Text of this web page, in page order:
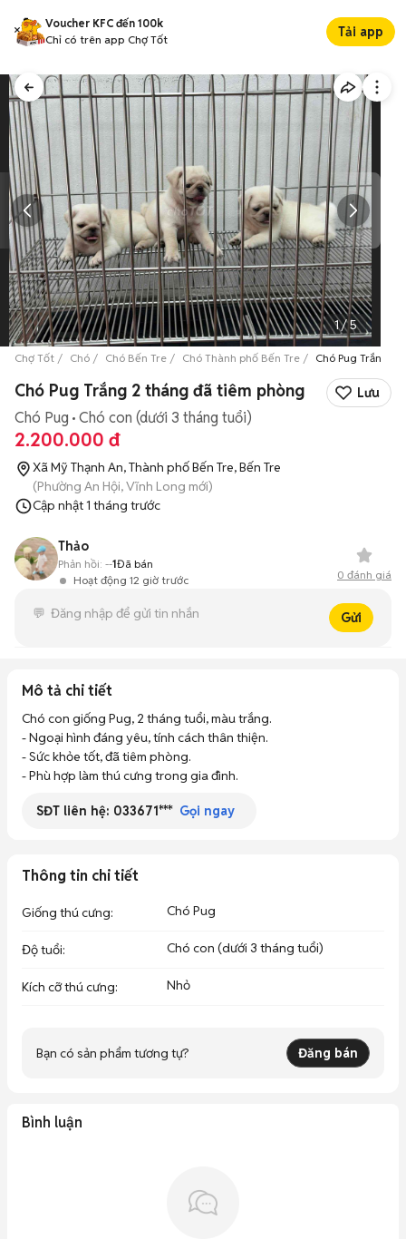
Voucher KFC đến 100k
Chỉ có trên app Chợ Tốt
Tải app
1/5
Chợ Tốt Chó Chó Bến Tre Chó Thành phố Bến Tre Chó Pug Trắng
Chó Pug Trắng 2 tháng đã tiêm phòng Lưu
Chó Pug Chó con (dưới 3 tháng tuổi)
2.200.000 đ
Xã Mỹ Thạnh An, Thành phố Bến Tre, Bến Tre
(Phường An Hội, Vĩnh Long mới)
Cập nhật1 tháng trước
Thảo
Hoạt động 12 giờ trước
Phản hồi: --1Đã bán
0 đánh giá
Gửi
Mô tả chi tiết
Chó con giống Pug, 2 tháng tuổi, màu trắng.
- Ngoại hình đáng yêu, tính cách thân thiện.
- Sức khỏe tốt, đã tiêm phòng.
- Phù hợp làm thú cưng trong gia đình.
SĐT liên hệ: 033671*** Gọi ngay
Thông tin chi tiết
Giống thú cưng: Chó Pug
Độ tuổi: Chó con (dưới 3 tháng tuổi)
Kích cỡ thú cưng: Nhỏ
Bạn có sản phẩm tương tự? Đăng bán
Bình luận